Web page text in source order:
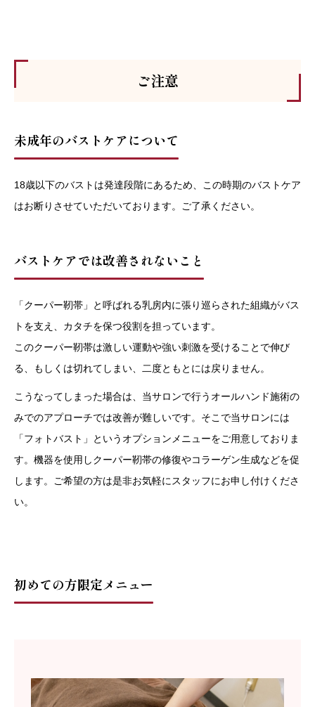
ご注意
未成年のバストケアについて
18歳以下のバストは発達段階にあるため、この時期のバストケア
はお断りさせていただいております。ご了承ください。
バストケアでは改善されないこと
「クーパー靭帯」と呼ばれる乳房内に張り巡らされた組織がバス
トを支え、カタチを保つ役割を担っています。
このクーパー靭帯は激しい運動や強い刺激を受けることで伸び
る、もしくは切れてしまい、二度ともとには戻りません。
こうなってしまった場合は、当サロンで行うオールハンド施術の
みでのアプローチでは改善が難しいです。 そこで当サロンには
「フォトバスト」というオプションメニューをご用意しておりま
す。機器を使用しクーパー靭帯の修復やコラーゲン生成などを促
します。ご希望の方は是非お気軽にスタッフにお申し付けくださ
い。
初めての方限定メニュー